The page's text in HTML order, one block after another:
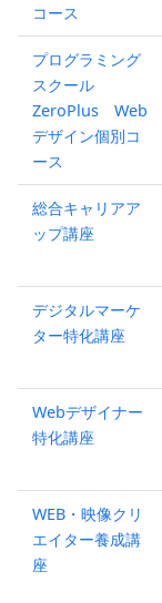
コース
プログラミング
スクール
ZeroPlus Web
デザイン個別コ
ース
総合キャリアア
ップ講座
デジタルマーケ
ター特化講座
Webデザイナー
特化講座
WEB・映像クリ
エイター養成講
座